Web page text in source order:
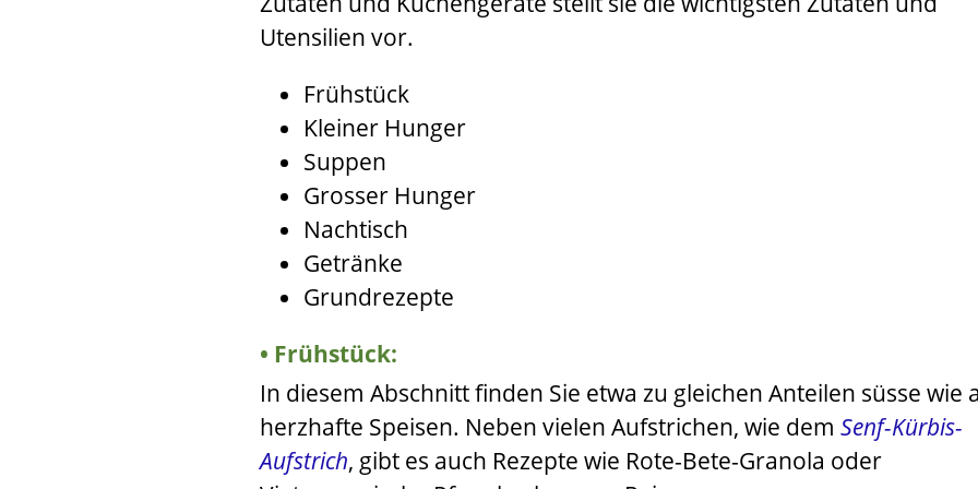
Utensilien vor.
Frühstück
Kleiner Hunger
Suppen
Grosser Hunger
Nachtisch
Getränke
Grundrezepte
Frühstück:
In diesem Abschnitt finden Sie etwa zu gleichen Anteilen süsse wie
herzhafte Speisen. Neben vielen Aufstrichen, wie dem Senf-Kürbis-
Aufstrich, gibt es auch Rezepte wie Rote-Bete-Granola oder